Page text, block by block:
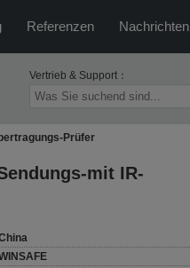
Referenzen Nachrichten
Vertrieb & Support：
Prüfer
mit IR-